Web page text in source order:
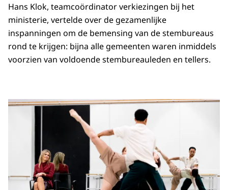
Hans Klok, teamcoördinator verkiezingen bij het
ministerie, vertelde over de gezamenlijke
inspanningen om de bemensing van de stembureaus
rond te krijgen: bijna alle gemeenten waren inmiddels
voorzien van voldoende stembureauleden en tellers.